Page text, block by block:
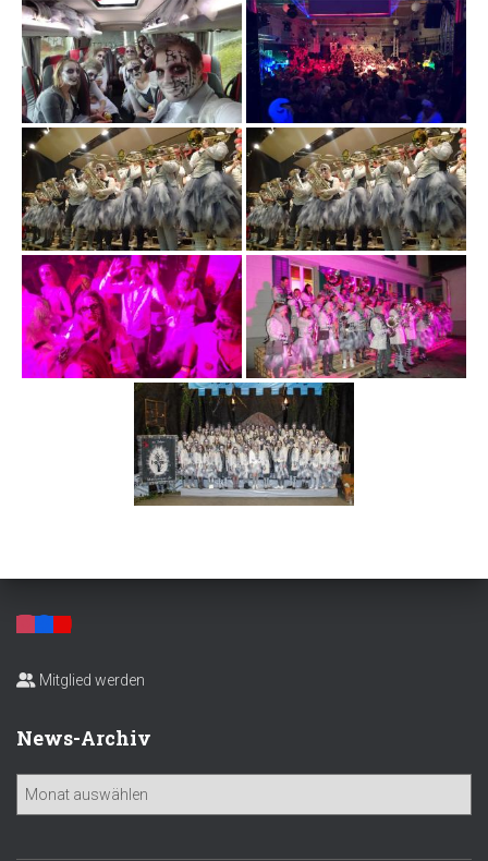
Mitglied werden
News-Archiv
s